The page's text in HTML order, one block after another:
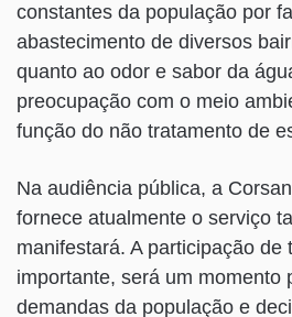
constantes da população por
abastecimento de diversos
quanto ao odor e sabor da
preocupação com o meio
função do não tratamento de
Na audiência pública, a
fornece atualmente o serviço
manifestará. A participação de
importante, será um momento
demandas da população e